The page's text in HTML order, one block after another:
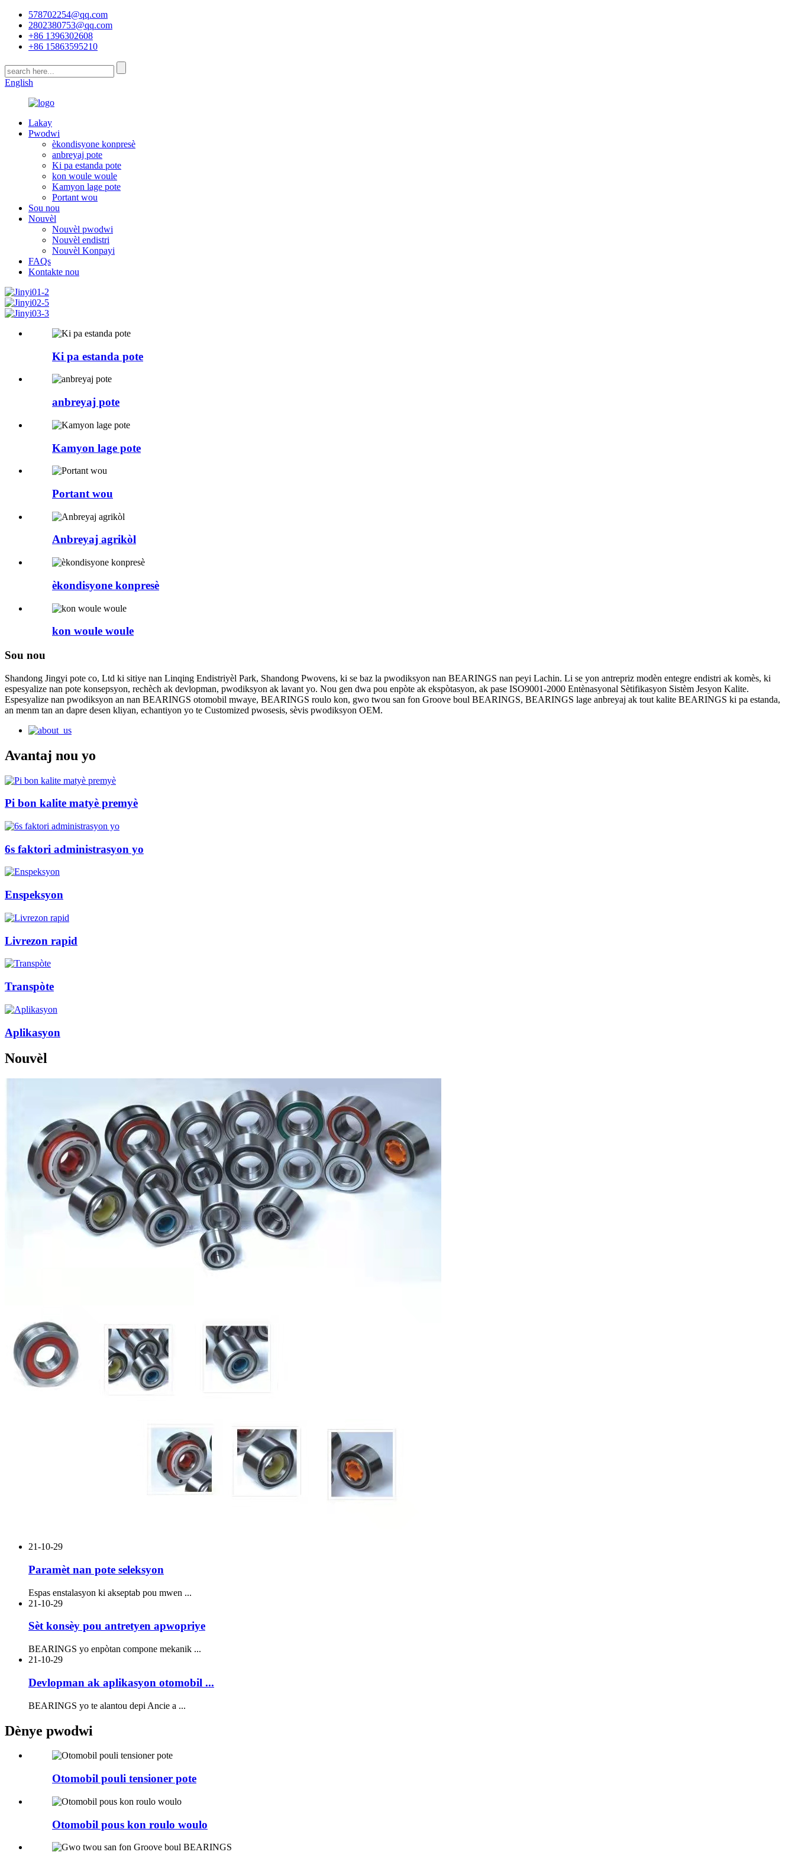
578702254@qq.com
2802380753@qq.com
+86 1396302608
+86 15863595210
English
Lakay
Pwodwi
èkondisyone konpresè
anbreyaj pote
Ki pa estanda pote
kon woule woule
Kamyon lage pote
Portant wou
Sou nou
Nouvèl
Nouvèl pwodwi
Nouvèl endistri
Nouvèl Konpayi
FAQs
Kontakte nou
Ki pa estanda pote
anbreyaj pote
Kamyon lage pote
Portant wou
Anbreyaj agrikòl
èkondisyone konpresè
kon woule woule
Sou nou
Shandong Jingyi pote co, Ltd ki sitiye nan Linqing Endistriyèl Park, Shandong Pwovens, ki se baz la pwodiksyon nan BEARINGS nan peyi Lachin. Li se yon antrepriz modèn entegre endistri ak komès, ki
espesyalize nan pote konsepsyon, rechèch ak devlopman, pwodiksyon ak lavant yo. Nou gen dwa pou enpòte ak ekspòtasyon, ak pase ISO9001-2000 Entènasyonal Sètifikasyon Sistèm Jesyon Kalite.
Espesyalize nan pwodiksyon an nan BEARINGS otomobil mwaye, BEARINGS roulo kon, gwo twou san fon Groove boul BEARINGS, BEARINGS lage anbreyaj ak tout kalite BEARINGS ki pa estanda,
an menm tan an dapre desen kliyan, echantiyon yo te Customized pwosesis, sèvis pwodiksyon OEM.
Avantaj nou yo
Pi bon kalite matyè premyè
6s faktori administrasyon yo
Enspeksyon
Livrezon rapid
Transpòte
Aplikasyon
Nouvèl
21-10-29
Paramèt nan pote seleksyon
Espas enstalasyon ki akseptab pou mwen ...
21-10-29
Sèt konsèy pou antretyen apwopriye
BEARINGS yo enpòtan compone mekanik ...
21-10-29
Devlopman ak aplikasyon otomobil ...
BEARINGS yo te alantou depi Ancie a ...
Dènye pwodwi
Otomobil pouli tensioner pote
Otomobil pous kon roulo woulo